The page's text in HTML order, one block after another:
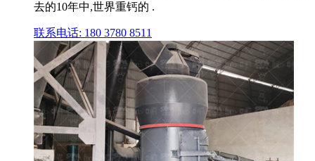
去的10年中,世界重钙的 .
联系电话: 180 3780 8511